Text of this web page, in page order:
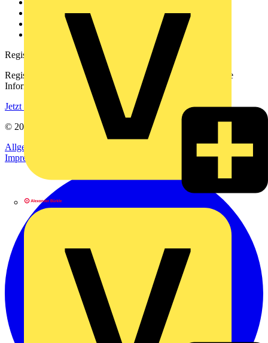
Downloadbereich (PDFs)
Häufig gestellte Fragen
voltimum.com
Registrierung
Registrieren Sie sich kostenlos und erhalten Sie stets aktuelle
Informationen aus der Elektroindustrie.
Jetzt registrieren
© 2002-
Allgemeine Geschäftsbedingungen
Datenschutzerklärung
Impressum